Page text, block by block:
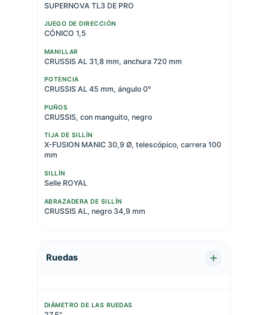
SUPERNOVA TL3 DE PRO
JUEGO DE DIRECCIÓN
CÓNICO 1,5
MANILLAR
CRUSSIS AL 31,8 mm, anchura 720 mm
POTENCIA
CRUSSIS AL 45 mm, ángulo 0°
PUÑOS
CRUSSIS, con manguito, negro
TIJA DE SILLÍN
X-FUSION MANIC 30,9 Ø, telescópico, carrera 100
mm
SILLÍN
Selle ROYAL
ABRAZADERA DE SILLÍN
CRUSSIS AL, negro 34,9 mm
Ruedas
DIÁMETRO DE LAS RUEDAS